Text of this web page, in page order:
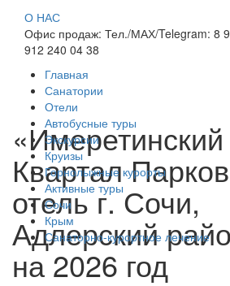
О НАС
Офис продаж: Тел./МАХ/Telegram: 8
912 240 04 38
Главная
Санатории
Отели
Автобусные туры
Экскурсии
Круизы
Горнолыжные курорты
Активные туры
Сочи
Крым
Санаторно-курортное лечение
Квартал
отель г. Сочи,
Адлерский
на 2026 год